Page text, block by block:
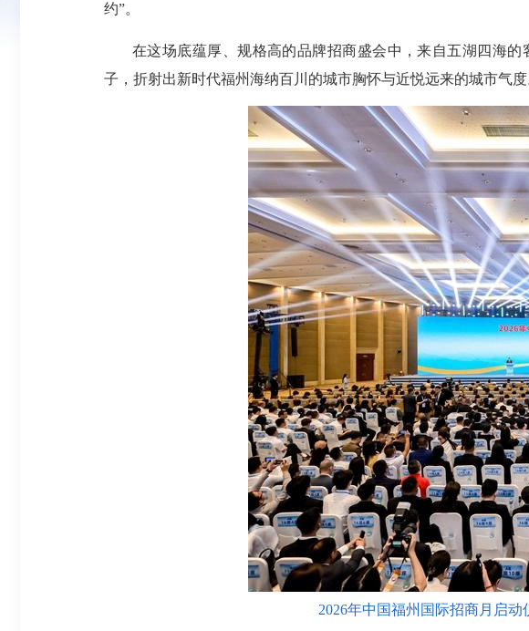
约”。
在这场底蕴厚、规格高的品牌招商盛会中，来自五湖四海
子，折射出新时代福州海纳百川的城市胸怀与近悦远来的城市气度
2026年中国福州国际招商月启